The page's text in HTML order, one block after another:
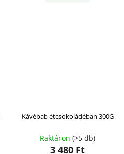
Kávébab étcsokoládéban 300G
Raktáron (>5 db)
3 480 Ft